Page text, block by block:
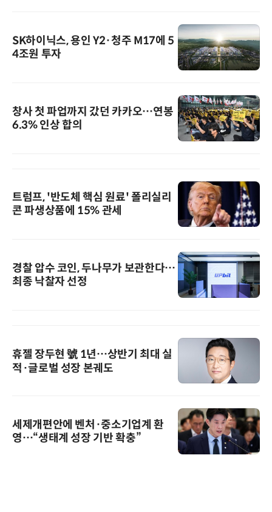
SK하이닉스, 용인 Y2·청주 M17에 5
4조원 투자
창사 첫 파업까지 갔던 카카오…연봉
6.3% 인상 합의
트럼프, '반도체 핵심 원료' 폴리실리
콘 파생상품에 15% 관세
경찰 압수 코인, 두나무가 보관한다…
최종 낙찰자 선정
휴젤 장두현 號 1년…상반기 최대 실
적·글로벌 성장 본궤도
세제개편안에 벤처·중소기업계 환
영…“생태계 성장 기반 확충”